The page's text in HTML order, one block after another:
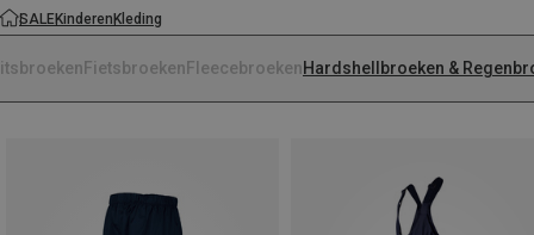
SALEKinderenKleding
Fietsbroeken FleecebroekenHardshellbroeken &